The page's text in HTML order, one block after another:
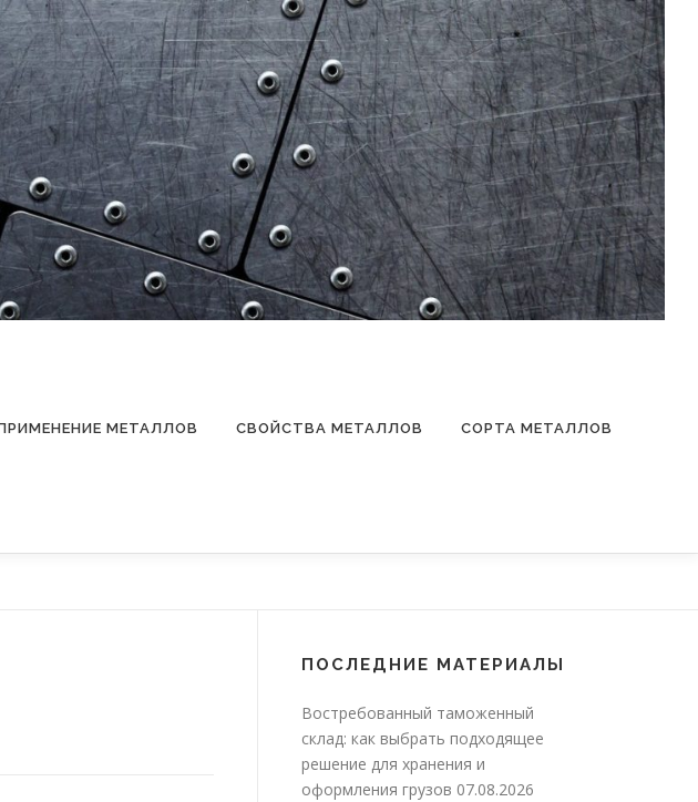
МЕТАЛЛОВ СВОЙСТВА МЕТАЛЛОВ СОРТА МЕТАЛЛОВ
ПОСЛЕДНИЕ МАТЕРИАЛЫ
Востребованный таможенный
склад: как выбрать подходящее
решение для хранения и
оформления грузов 07.08.2026